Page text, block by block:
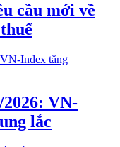
cầu mới về
VN-
lắc